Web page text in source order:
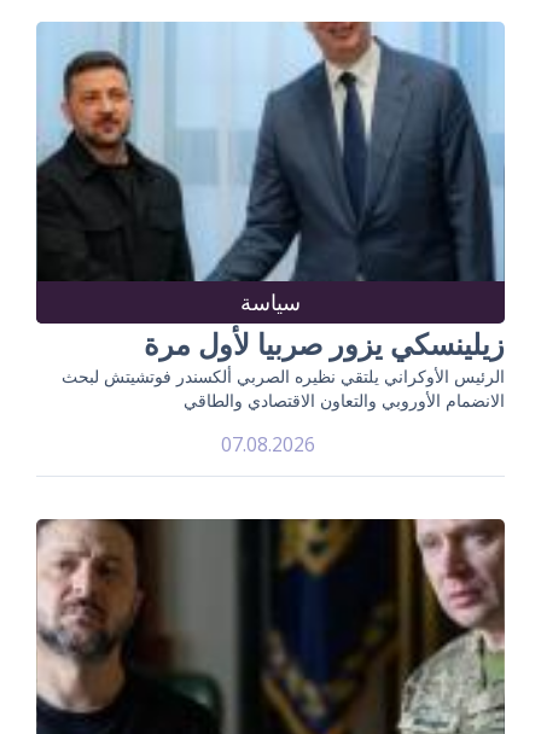
سياسة
زيلينسكي يزور صربيا لأول مرة
الرئيس الأوكراني يلتقي نظيره الصربي ألكسندر فوتشيتش لبحث
الانضمام الأوروبي والتعاون الاقتصادي والطاقي
07.08.2026